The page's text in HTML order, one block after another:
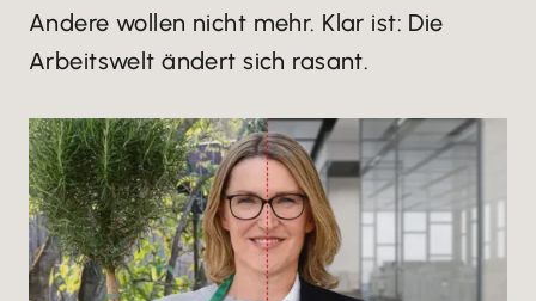
Andere wollen nicht mehr. Klar ist: Die
Arbeitswelt ändert sich rasant.